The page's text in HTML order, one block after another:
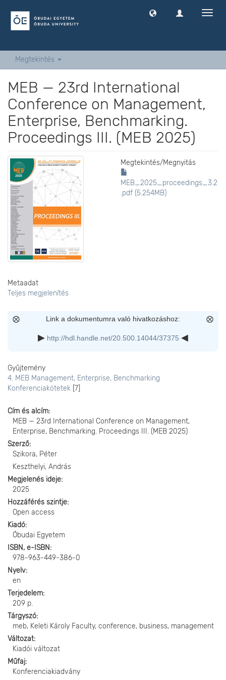
Megtekintés
MEB — 23rd International
Conference on Management,
Enterprise, Benchmarking.
Proceedings III. (MEB 2025)
Megtekintés/Megnyitás
MEB_2025_proceedings_3.2
.pdf (5.254MB)
Metaadat
Teljes megjelenítés
Link a dokumentumra való hivatkozáshoz:
http://hdl.handle.net/20.500.14044/37375
Gyűjtemény
4. MEB Management, Enterprise, Benchmarking
Konferenciakötetek [7]
Cím és alcím
MEB — 23rd International Conference on Management,
Enterprise, Benchmarking. Proceedings III. (MEB 2025)
Szerző
Szikora, Péter
Keszthelyi, András
Megjelenés ideje
2025
Hozzáférés szintje
Open access
Kiadó
Óbudai Egyetem
ISBN, e-ISBN
978-963-449-386-0
Nyelv
en
Terjedelem
209 p.
Tárgyszó
meb, Keleti Károly Faculty, conference, business, management
Változat
Kiadói változat
Műfaj
Konferenciakiadvány